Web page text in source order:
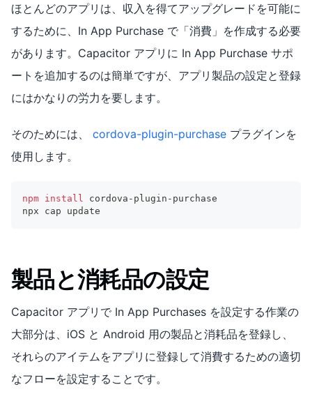
ほとんどのアプリは、収入を得てアップグレードを可能に
するために、In App Purchase で「消費」を作成する必要
があります。Capacitor アプリに In App Purchase サポ
ートを追加するのは簡単ですが、アプリ製品の設定と登録
にはかなりの労力を要します。
そのためには、 cordova-plugin-purchase プラグインを
使用します。
npm install
cordova-plugin-purchase
npx cap update
製品と消耗品の設定
Capacitor アプリで In App Purchases を設定する作業の
大部分は、iOS と Android 用の製品と消耗品を登録し、
それらのアイテムをアプリに登録して消費するための適切
なフローを設定することです。